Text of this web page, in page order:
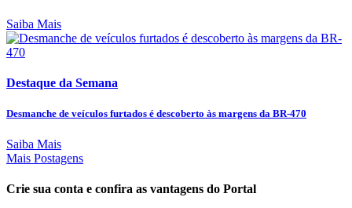
Saiba Mais
Destaque da Semana
Desmanche de veículos furtados é descoberto às margens da BR-470
Saiba Mais
Mais Postagens
Crie sua conta e confira as vantagens do Portal